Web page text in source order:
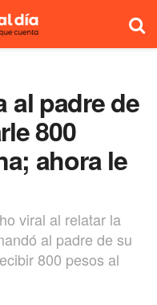
al padre de
800
ahora le
viral al relatar la
al padre de su
800 pesos al